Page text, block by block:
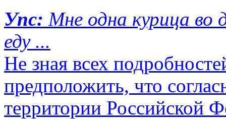
Упс: Мне одна курица во
еду ...
Не зная всех
предположить, что
территории Российской